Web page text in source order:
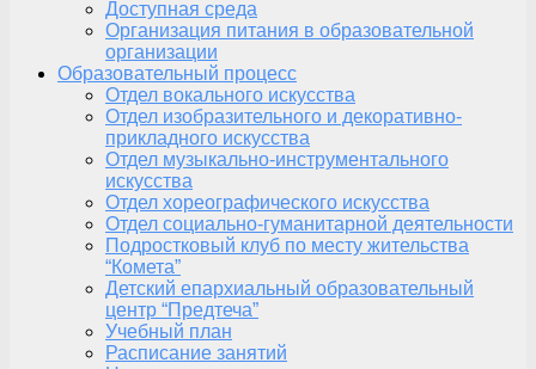
Доступная среда
Организация питания в образовательной
организации
Образовательный процесс
Отдел вокального искусства
Отдел изобразительного и декоративно-
прикладного искусства
Отдел музыкально-инструментального
искусства
Отдел хореографического искусства
Отдел социально-гуманитарной деятельности
Подростковый клуб по месту жительства
“Комета”
Детский епархиальный образовательный
центр “Предтеча”
Учебный план
Расписание занятий